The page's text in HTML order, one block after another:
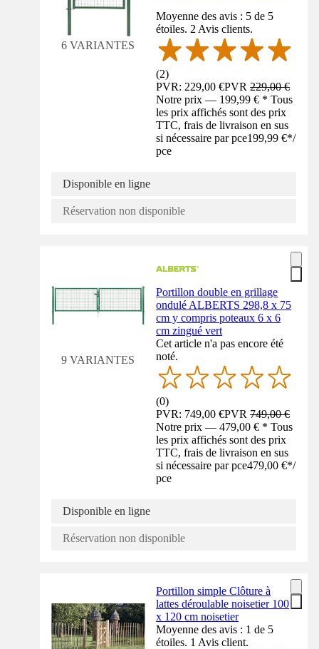
6 VARIANTES
Moyenne des avis : 5 de 5
étoiles. 2 Avis clients.
(2)
PVR: 229,00 €PVR229,00 €
Notre prix — 199,99 € * Tous
les prix affichés sont des prix
TTC, frais de livraison en sus
si nécessaire par pce199,99 €*/
pce
Disponible en ligne
Réservation non disponible
9 VARIANTES
Portillon double en grillage
ondulé ALBERTS 298,8 x 75
cm y compris poteaux 6 x 6
cm zingué vert
Cet article n'a pas encore été
noté.
(0)
PVR: 749,00 €PVR749,00 €
Notre prix — 479,00 € * Tous
les prix affichés sont des prix
TTC, frais de livraison en sus
si nécessaire par pce479,00 €*/
pce
Disponible en ligne
Réservation non disponible
Portillon simple Clôture à
lattes déroulable noisetier 100
x 120 cm noisetier
Moyenne des avis : 1 de 5
étoiles. 1 Avis client.